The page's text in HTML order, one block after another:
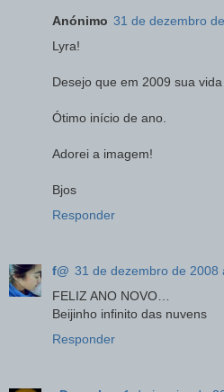
Anónimo 31 de dezembro
Lyra!
Desejo que em 2009 sua
Ótimo início de ano.
Adorei a imagem!
Bjos
Responder
f@ 31 de dezembro de 2008
FELIZ ANO NOVO…
Beijinho infinito das nuvens
Responder